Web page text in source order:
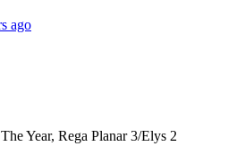
ago
Year, Rega Planar 3/Elys 2